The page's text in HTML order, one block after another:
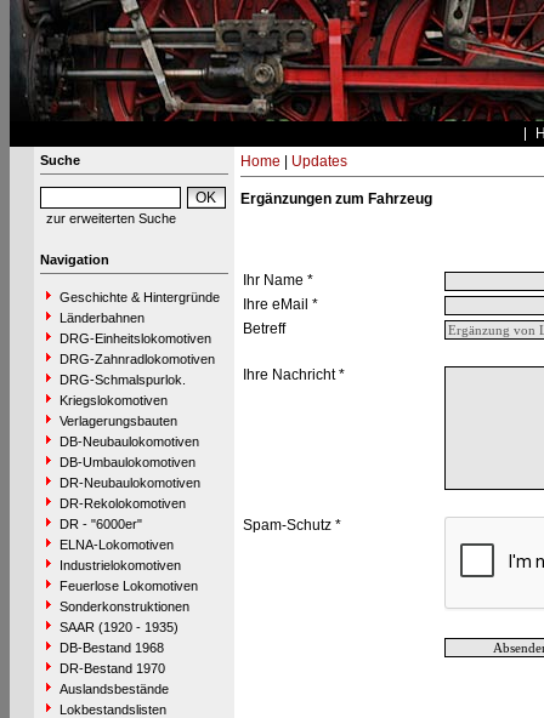
Suche
zur erweiterten Suche
Navigation
Geschichte & Hintergründe
Länderbahnen
DRG-Einheitslokomotiven
DRG-Zahnradlokomotiven
DRG-Schmalspurlok.
Kriegslokomotiven
Verlagerungsbauten
DB-Neubaulokomotiven
DB-Umbaulokomotiven
DR-Neubaulokomotiven
DR-Rekolokomotiven
DR - "6000er"
ELNA-Lokomotiven
Industrielokomotiven
Feuerlose Lokomotiven
Sonderkonstruktionen
SAAR (1920 - 1935)
DB-Bestand 1968
DR-Bestand 1970
Auslandsbestände
Lokbestandslisten
Home Updates
Ergänzungen zum Fahrzeug
Ihr Name *
Ihre eMail *
Betreff
Ihre Nachricht *
Spam-Schutz *